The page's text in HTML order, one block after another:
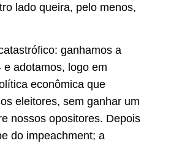
lado queira, pelo menos,
ganhamos a
e adotamos, logo em
econômica que
eleitores, sem ganhar um
nossos opositores. Depois
do impeachment; a